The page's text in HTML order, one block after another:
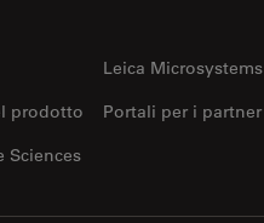
Leica Microsystems
prodotto
Portali per i partner
Sciences